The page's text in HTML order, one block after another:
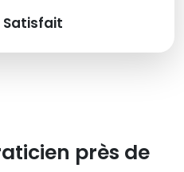
Satisfait
près de